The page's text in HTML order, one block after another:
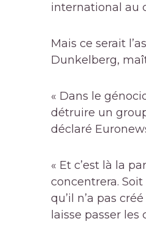
international au
Mais ce serait
Dunkelberg,
« Dans le
détruire un
déclaré
« Et c’est là la
concentrera.
qu’il n’a pas
laisse passer